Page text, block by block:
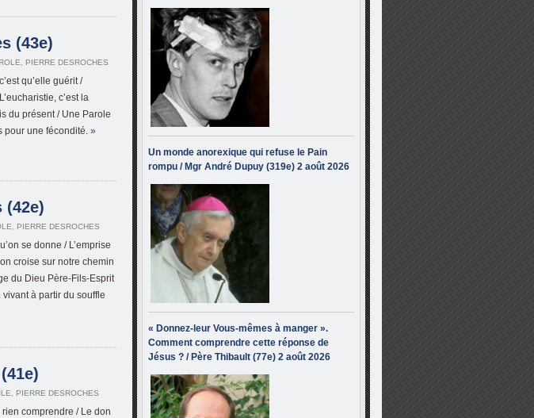
Un monde anorexique qui refuse le Pain
rompu / Mgr André Dupuy (319e) 2 août 2026
« Donnez-leur Vous-mêmes à manger ».
Comment comprendre cette réponse de
Jésus ? / Père Thibault (77e) 2 août 2026
(43e)
PIERRE DESROCHES
qu’elle guérit /
c’est la
du présent / Une Parole
pour une fécondité. »
(42e)
PIERRE DESROCHES
se donne / L’emprise
croise sur notre chemin
du Dieu Père-Fils-Esprit
à partir du souffle
PIERRE DESROCHES
comprendre / Le don